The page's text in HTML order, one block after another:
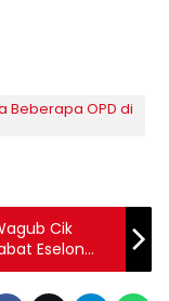
Beberapa OPD di
Cik
Eselon
Kerja